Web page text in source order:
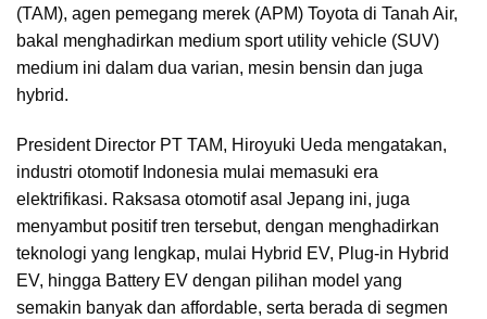
(TAM), agen pemegang merek (APM) Toyota di Tanah Air,
bakal menghadirkan medium sport utility vehicle (SUV)
medium ini dalam dua varian, mesin bensin dan juga
hybrid.
President Director PT TAM, Hiroyuki Ueda mengatakan,
industri otomotif Indonesia mulai memasuki era
elektrifikasi. Raksasa otomotif asal Jepang ini, juga
menyambut positif tren tersebut, dengan menghadirkan
teknologi yang lengkap, mulai Hybrid EV, Plug-in Hybrid
EV, hingga Battery EV dengan pilihan model yang
semakin banyak dan affordable, serta berada di segmen